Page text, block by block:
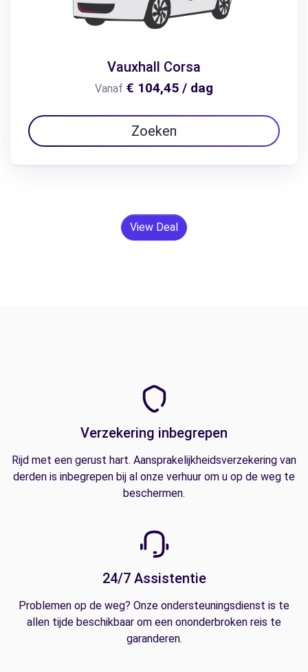
Vauxhall Corsa
Vanaf € 104,45 / dag
Zoeken
View Deal
Verzekering inbegrepen
Rijd met een gerust hart. Aansprakelijkheidsverzekering van
derden is inbegrepen bij al onze verhuur om u op de weg te
beschermen.
24/7 Assistentie
Problemen op de weg? Onze ondersteuningsdienst is te
allen tijde beschikbaar om een ononderbroken reis te
garanderen.